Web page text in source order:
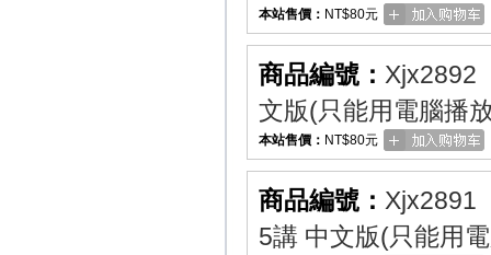
本站售價： NT$80元
商品編號： Xjx2892
文版(只能用電腦播
本站售價： NT$80元
商品編號： Xjx2891
5講 中文版(只能用